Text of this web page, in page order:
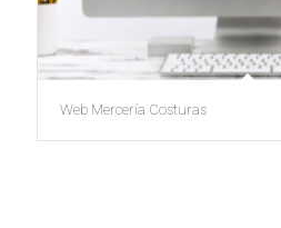
Web Mercería Costuras